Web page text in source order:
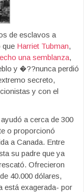
de esclavos a
que Harriet Tubman,
una semblanza,
y �??nunca perdió
secreto,
y con el
ayudó a cerca de 300
o proporcionó
a Canada. Entre
su padre que ya
Ofrecieron
40.000 dólares,
está exagerada- por